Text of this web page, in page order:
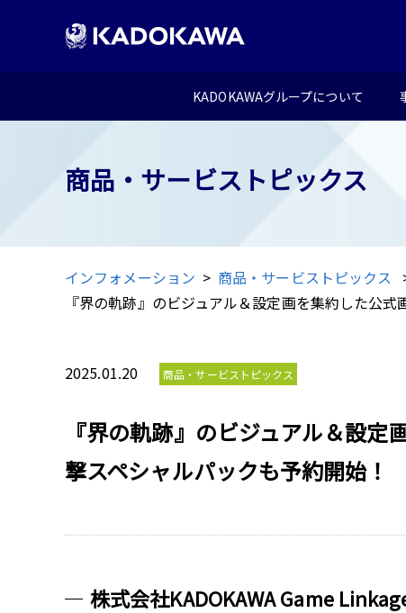
KADOKAWAグループについて
商品・サービストピックス
インフォメーション
商品・サービストピックス
『界の軌跡』のビジュアル＆設定画を集約した公
2025.01.20 商品・サービストピックス
『界の軌跡』のビジュアル＆設
撃スペシャルパックも予約開始！
株式会社KADOKAWA Game